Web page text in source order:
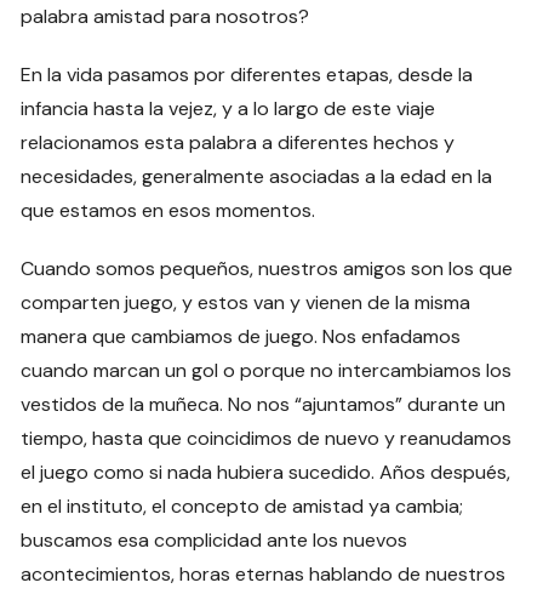
palabra amistad para nosotros?
En la vida pasamos por diferentes etapas, desde la
infancia hasta la vejez, y a lo largo de este viaje
relacionamos esta palabra a diferentes hechos y
necesidades, generalmente asociadas a la edad en la
que estamos en esos momentos.
Cuando somos pequeños, nuestros amigos son los que
comparten juego, y estos van y vienen de la misma
manera que cambiamos de juego. Nos enfadamos
cuando marcan un gol o porque no intercambiamos los
vestidos de la muñeca. No nos “ajuntamos” durante un
tiempo, hasta que coincidimos de nuevo y reanudamos
el juego como si nada hubiera sucedido. Años después,
en el instituto, el concepto de amistad ya cambia;
buscamos esa complicidad ante los nuevos
acontecimientos, horas eternas hablando de nuestros